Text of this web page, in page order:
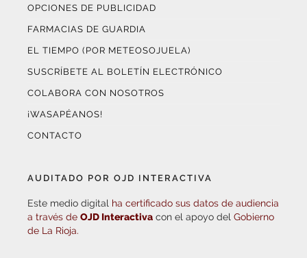
OPCIONES DE PUBLICIDAD
FARMACIAS DE GUARDIA
EL TIEMPO (POR METEOSOJUELA)
SUSCRÍBETE AL BOLETÍN ELECTRÓNICO
COLABORA CON NOSOTROS
¡WASAPÉANOS!
CONTACTO
AUDITADO POR OJD INTERACTIVA
Este medio digital ha certificado sus datos de audiencia
a través de OJD Interactiva con el apoyo del Gobierno
de La Rioja.